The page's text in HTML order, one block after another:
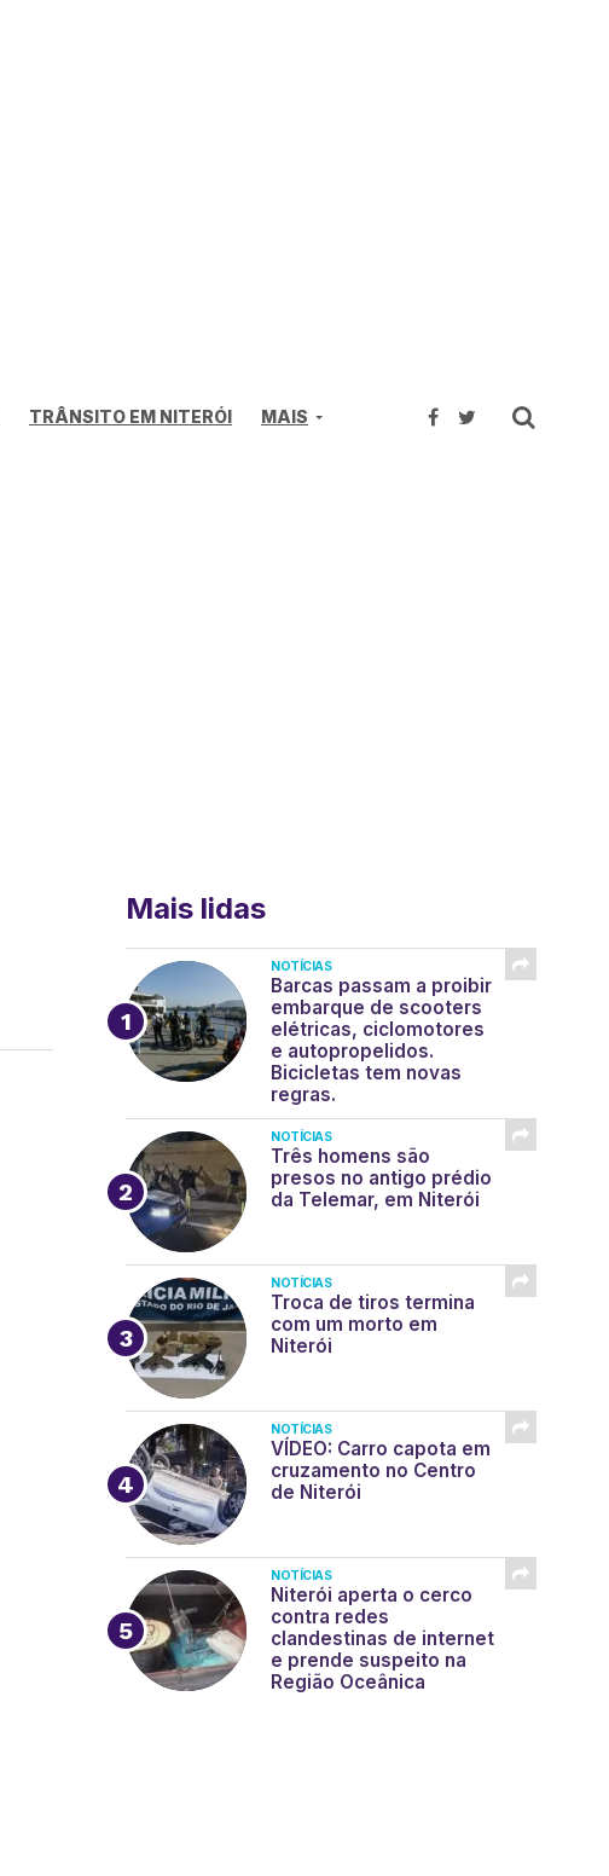
TRÂNSITO EM NITERÓI MAIS
Mais lidas
NOTÍCIAS
Barcas passam a proibir
embarque de scooters
elétricas, ciclomotores
e autopropelidos.
Bicicletas tem novas
regras.
NOTÍCIAS
Três homens são
presos no antigo prédio
da Telemar, em Niterói
NOTÍCIAS
Troca de tiros termina
com um morto em
Niterói
NOTÍCIAS
VÍDEO: Carro capota em
cruzamento no Centro
de Niterói
NOTÍCIAS
Niterói aperta o cerco
contra redes
clandestinas de internet
e prende suspeito na
Região Oceânica